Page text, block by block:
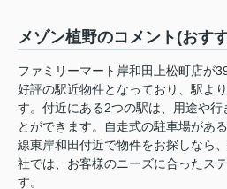
メゾン植野のコメント(おす
ファミリーマート岸和田上松町店が
好評の駅近物件となっており、駅よ
す。付近にある2つの駅は、用途や行
とができます。自走式の駐車場があ
線東岸和田付近で物件をお探しなら
社では、お客様のニーズに合ったス
す。